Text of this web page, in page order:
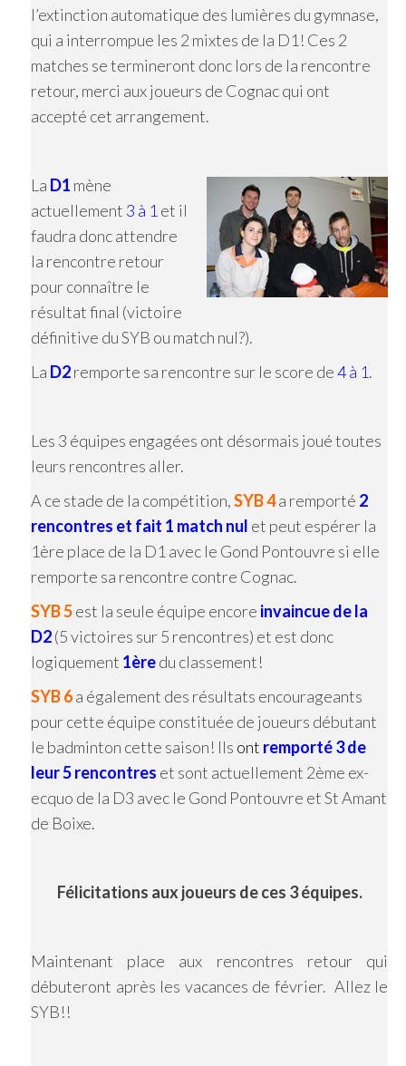
l’extinction automatique des lumières du gymnase,
qui a interrompue les 2 mixtes de la D1! Ces 2
matches se termineront donc lors de la rencontre
retour, merci aux joueurs de Cognac qui ont
accepté cet arrangement.
La D1 mène
actuellement 3 à 1 et il
faudra donc attendre
la rencontre retour
pour connaître le
résultat final (victoire
définitive du SYB ou match nul?).
La D2remporte sa rencontre sur le score de4 à 1.
Les 3 équipes engagées ont désormais joué toutes
leurs rencontres aller.
A ce stade de la compétition,SYB 4a remporté 2
rencontres et fait 1 match nul et peut espérer la
1ère place de la D1 avec le Gond Pontouvre si elle
remporte sa rencontre contre Cognac.
SYB 5est la seule équipe encore invaincue de la
D2(5 victoires sur 5 rencontres) et est donc
logiquement 1èredu classement!
SYB 6a également des résultats encourageants
pour cette équipe constituée de joueurs débutant
le badminton cette saison! Ils ont remporté 3 de
leur 5 rencontres et sont actuellement 2ème ex-
ecquo de la D3 avec le Gond Pontouvre et St Amant
de Boixe.
Félicitations aux joueurs de ces 3 équipes.
Maintenant place aux rencontres retour qui
débuteront après les vacances de février. Allez le
SYB!!